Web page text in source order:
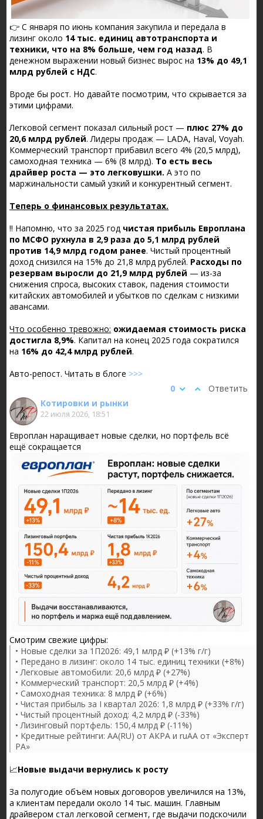
👉 С января по июнь компания закупила и передала в
лизинг около 14 тыс. единиц автотранспорта и
техники, что на 8% больше, чем год назад. В
денежном выражении новый бизнес вырос на 13% до 49,1
млрд рублей с НДС.
Вроде бы рост. Но давайте посмотрим, что скрывается за
этими цифрами.
Легковой сегмент показал сильный рост — плюс 27% до
20,6 млрд рублей. Лидеры продаж — LADA, Haval, Voyah.
Коммерческий транспорт прибавил всего 4% (20,5 млрд),
самоходная техника — 6% (8 млрд). То есть весь
драйвер роста — это легковушки. А это по
маржинальности самый узкий и конкурентный сегмент.
Теперь о финансовых результатах.
‼️ Напомню, что за 2025 год чистая прибыль Европлана
по МСФО рухнула в 2,9 раза до 5,1 млрд рублей
против 14,9 млрд годом ранее. Чистый процентный
доход снизился на 15% до 21,8 млрд рублей. Расходы по
резервам выросли до 21,9 млрд рублей — из-за
снижения спроса, высоких ставок, падения стоимости
китайских автомобилей и убытков по сделкам с низкими
авансами.
Что особенно тревожно: ожидаемая стоимость риска
достигла 8,9%. Капитал на конец 2025 года сократился
на 16% до 42,4 млрд рублей.
Авто-репост. Читать в блоге >>>
Ответить
0
Котировки и рынки
22 июля 2026, 18:51
Европлан наращивает новые сделки, но портфель всё
ещё сокращается
Смотрим свежие цифры:
• Новые сделки за 1П2026: 49,1 млрд ₽ (+13% г/г)
• Передано в лизинг: около 14 тыс. единиц техники (+8%)
• Легковые автомобили: 20,6 млрд ₽ (+27%)
• Коммерческий транспорт: 20,5 млрд ₽ (+4%)
• Самоходная техника: 8 млрд ₽ (+6%)
• Чистая прибыль за I квартал 2026: 1,8 млрд ₽ (+33% г/г)
• Чистый процентный доход: 4,2 млрд ₽ (-33%)
• Лизинговый портфель: 150,4 млрд ₽ (-11%)
• Кредитные рейтинги: AA(RU) от АКРА и ruAA от «Эксперт
РА»
📈Новые выдачи вернулись к росту
За полугодие объём новых договоров увеличился на 13%,
а клиентам передали около 14 тыс. машин. Главным
драйвером стал легковой сегмент, где выдачи подскочили